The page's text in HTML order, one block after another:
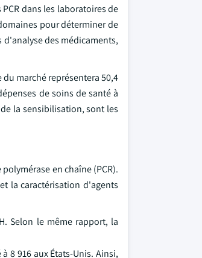
dans les laboratoires de
pour déterminer de
des médicaments,
marché représentera 50,4
de soins de santé à
la sensibilisation, sont les
en chaîne (PCR).
la caractérisation d'agents
Selon le même rapport, la
8 916 aux États-Unis. Ainsi,